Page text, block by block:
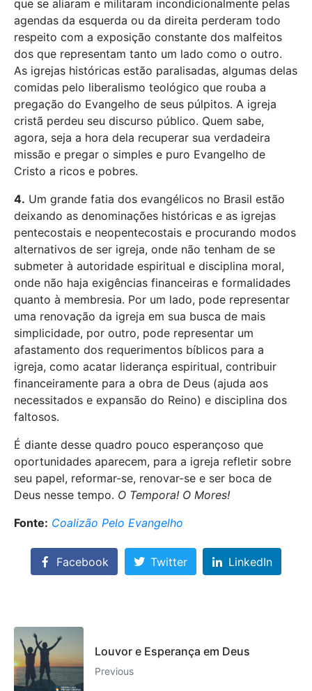
que se aliaram e militaram incondicionalmente pelas
agendas da esquerda ou da direita perderam todo
respeito com a exposição constante dos malfeitos
dos que representam tanto um lado como o outro.
As igrejas históricas estão paralisadas, algumas delas
comidas pelo liberalismo teológico que rouba a
pregação do Evangelho de seus púlpitos. A igreja
cristã perdeu seu discurso público. Quem sabe,
agora, seja a hora dela recuperar sua verdadeira
missão e pregar o simples e puro Evangelho de
Cristo a ricos e pobres.
4. Um grande fatia dos evangélicos no Brasil estão
deixando as denominações históricas e as igrejas
pentecostais e neopentecostais e procurando modos
alternativos de ser igreja, onde não tenham de se
submeter à autoridade espiritual e disciplina moral,
onde não haja exigências financeiras e formalidades
quanto à membresia. Por um lado, pode representar
uma renovação da igreja em sua busca de mais
simplicidade, por outro, pode representar um
afastamento dos requerimentos bíblicos para a
igreja, como acatar liderança espiritual, contribuir
financeiramente para a obra de Deus (ajuda aos
necessitados e expansão do Reino) e disciplina dos
faltosos.
É diante desse quadro pouco esperançoso que
oportunidades aparecem, para a igreja refletir sobre
seu papel, reformar-se, renovar-se e ser boca de
Deus nesse tempo. O Tempora! O Mores!
Fonte: Coalizão Pelo Evangelho
Facebook Twitter LinkedIn
Louvor e Esperança em Deus
Previous